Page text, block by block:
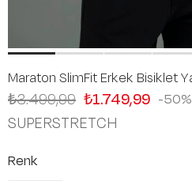
Maraton SlimFit Erkek Bisiklet
50
₺3.499,99 ₺1.749,99
SUPERSTRETCH
Renk